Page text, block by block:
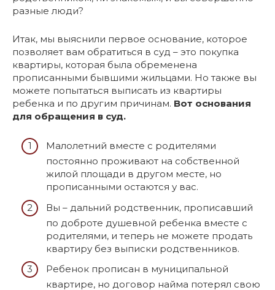
разные люди?
Итак, мы выяснили первое основание, которое
позволяет вам обратиться в суд – это покупка
квартиры, которая была обременена
прописанными бывшими жильцами. Но также вы
можете попытаться выписать из квартиры
ребенка и по другим причинам. Вот основания
для обращения в суд.
Малолетний вместе с родителями
постоянно проживают на собственной
жилой площади в другом месте, но
прописанными остаются у вас.
Вы – дальний родственник, прописавший
по доброте душевной ребенка вместе с
родителями, и теперь не можете продать
квартиру без выписки родственников.
Ребенок прописан в муниципальной
квартире, но договор найма потерял свою